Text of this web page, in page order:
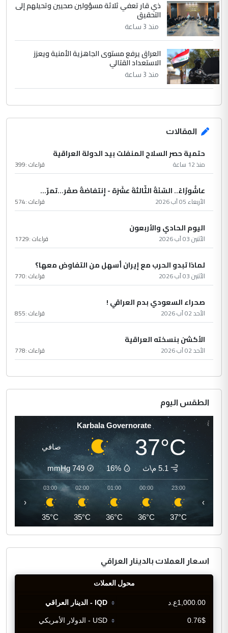
ذي قار تعفي ثلاثة مسؤولين صحيين وتحيلهم إلى
التحقيق
منذ 3 ساعة
العراق يرفع مستوى الجاهزية الأمنية ويعزز
الاستعداد القتالي
منذ 3 ساعة
المقالات
حتمية حصر السلاح المنفلت بيد الدولة العراقية
منذ 12 ساعة قراءات :399
عاشُورْاءُ.. السّنَةُ الثّالثةَ عشَرَة - إِنتفاضةُ صفَر…تمرّ...
الأربعاء 05 آب 2026 قراءات :574
اليوم الحادي والأربعون
الأثنين 03 آب 2026 قراءات :1729
لماذا تبدو الحرب مع إيران أسهل من التفاوض معها؟
الأثنين 03 آب 2026 قراءات :770
صحراء السعودي بدم العراقي !
الأحد 02 آب 2026 قراءات :855
الأكشن بنسخته العراقية
الأحد 02 آب 2026 قراءات :778
الطقس اليوم
Karbala Governorate
37°C صافي
5.1 م\ث 16%
749
mmHg
23:00
37°C
00:00
36°C
01:00
36°C
02:00
35°C
03:00
35°C
‹ ›
اسعار العملات بالدينار العراقي